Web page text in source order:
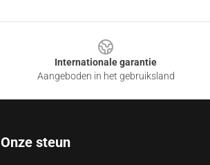
Internationale garantie
Aangeboden in het gebruiksland
Onze steun